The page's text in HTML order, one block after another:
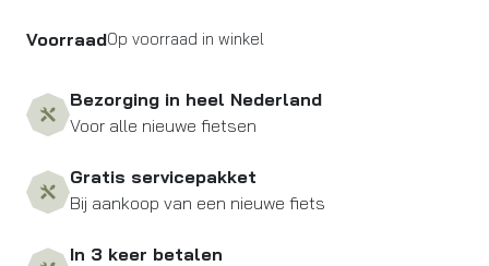
VoorraadOp voorraad in winkel
Bezorging in heel Nederland
Voor alle nieuwe fietsen
Gratis servicepakket
Bij aankoop van een nieuwe fiets
In 3 keer betalen